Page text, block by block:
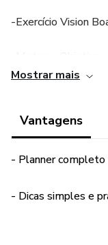
-Exercício Vision
-Checklist de
-Planner Semanal
-Planner diário
Mostrar mais
Vantagens
- Planner completo
- Dicas simples e